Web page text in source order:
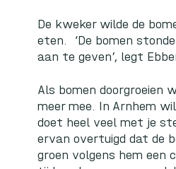
De kweker wilde de
eten. ‘De bomen
aan te geven’, legt
Als bomen doorgroeien
meer mee. In Arnhem
doet heel veel met je
ervan overtuigd dat de
groen volgens hem een